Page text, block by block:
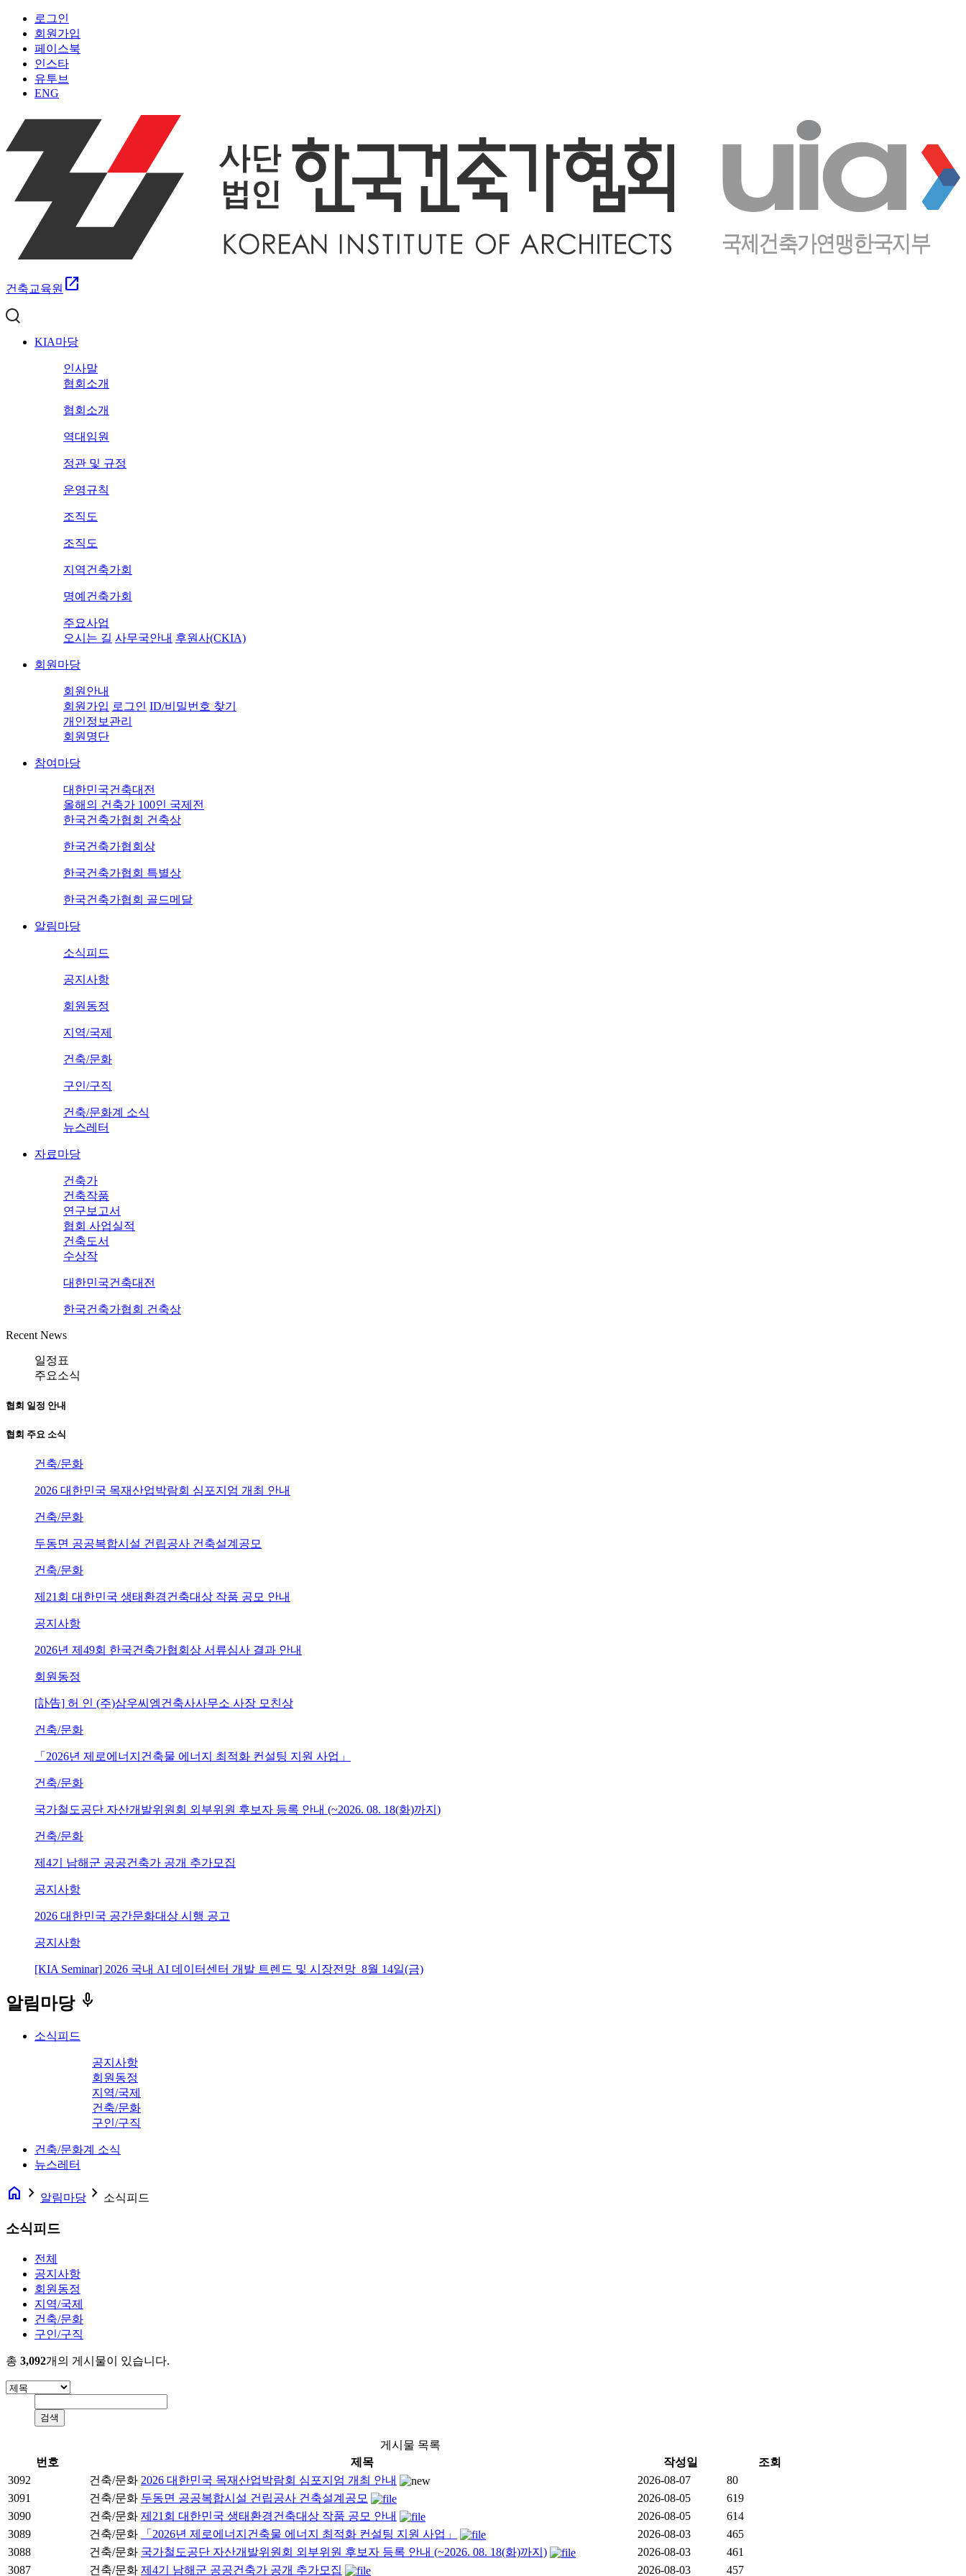
로그인
회원가입
페이스북
인스타
유투브
ENG
건축교육원 open_in_new
KIA마당
인사말
협회소개
협회소개
역대임원
정관 및 규정
운영규칙
조직도
조직도
지역건축가회
명예건축가회
주요사업
오시는 길 사무국안내 후원사(CKIA)
회원마당
회원안내
회원가입 로그인 ID/비밀번호 찾기
개인정보관리
회원명단
참여마당
대한민국건축대전
올해의 건축가 100인 국제전
한국건축가협회 건축상
한국건축가협회상
한국건축가협회 특별상
한국건축가협회 골드메달
알림마당
소식피드
공지사항
회원동정
지역/국제
건축/문화
구인/구직
건축/문화계 소식
뉴스레터
자료마당
건축가
건축작품
연구보고서
협회 사업실적
건축도서
수상작
대한민국건축대전
한국건축가협회 건축상
Recent News
일정표
주요소식
협회 일정 안내
협회 주요 소식
건축/문화
2026 대한민국 목재산업박람회 심포지엄 개최 안내
건축/문화
두동면 공공복합시설 건립공사 건축설계공모
건축/문화
제21회 대한민국 생태환경건축대상 작품 공모 안내
공지사항
2026년 제49회 한국건축가협회상 서류심사 결과 안내
회원동정
[訃告] 허 인 (주)삼우씨엠건축사사무소 사장 모친상
건축/문화
「2026년 제로에너지건축물 에너지 최적화 컨설팅 지원 사업」
건축/문화
국가철도공단 자산개발위원회 외부위원 후보자 등록 안내 (~2026. 08. 18(화)까지)
건축/문화
제4기 남해군 공공건축가 공개 추가모집
공지사항
2026 대한민국 공간문화대상 시행 공고
공지사항
[KIA Seminar] 2026 국내 AI 데이터센터 개발 트렌드 및 시장전망_8월 14일(금)
알림마당 keyboard_voice
소식피드
공지사항
회원동정
지역/국제
건축/문화
구인/구직
건축/문화계 소식
뉴스레터
home navigate_next 알림마당 navigate_next 소식피드
소식피드
전체
공지사항
회원동정
지역/국제
건축/문화
구인/구직
총 3,092개의 게시물이 있습니다.
게시물 목록
번호
제목 작성일
조회
3092
건축/문화 2026 대한민국 목재산업박람회 심포지엄 개최 안내 2026-08-07
80
3091
건축/문화 두동면 공공복합시설 건립공사 건축설계공모 2026-08-05
619
3090
건축/문화 제21회 대한민국 생태환경건축대상 작품 공모 안내 2026-08-05
614
3089
건축/문화 「2026년 제로에너지건축물 에너지 최적화 컨설팅 지원 사업」 2026-08-03
465
3088
건축/문화 국가철도공단 자산개발위원회 외부위원 후보자 등록 안내 (~2026. 08. 18(화)까지) 2026-08-03
461
3087
건축/문화 제4기 남해군 공공건축가 공개 추가모집 2026-08-03 457